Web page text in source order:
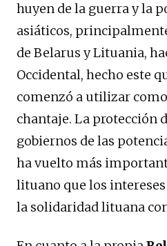
huyen de la guerra y la
asiáticos,
de Belarus y Lituania,
Occidental, hecho este
comenzó a utilizar
chantaje. La protección
gobiernos de las
ha vuelto más
lituano que los
la solidaridad lituana